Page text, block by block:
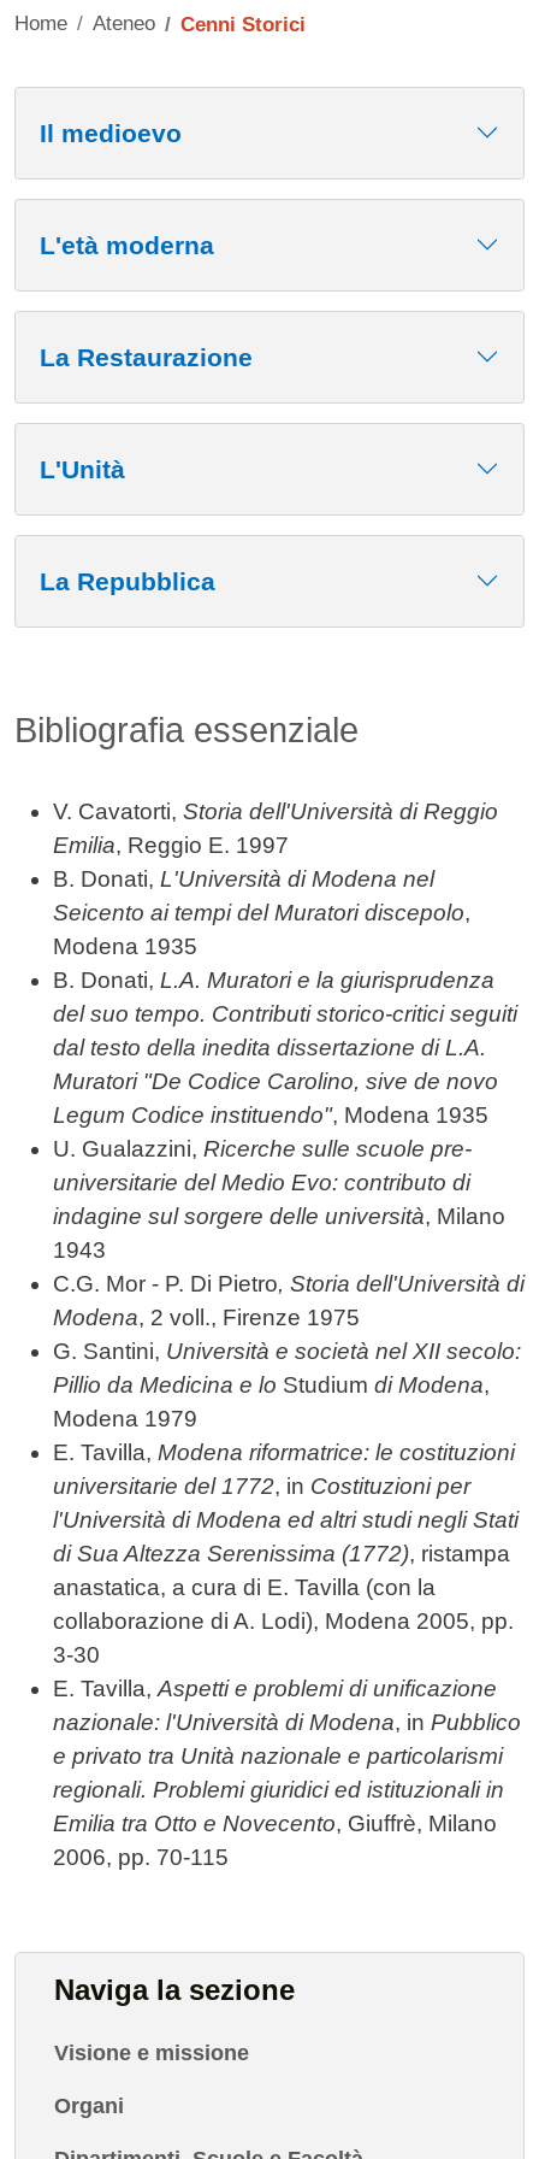
Home Ateneo Cenni Storici
Il medioevo
L'età moderna
La Restaurazione
L'Unità
La Repubblica
Bibliografia essenziale
V. Cavatorti, Storia dell'Università di Reggio
Emilia, Reggio E. 1997
B. Donati, L'Università di Modena nel
Seicento ai tempi del Muratori discepolo,
Modena 1935
B. Donati, L.A. Muratori e la giurisprudenza
del suo tempo. Contributi storico-critici seguiti
dal testo della inedita dissertazione di L.A.
Muratori "De Codice Carolino, sive de novo
Legum Codice instituendo", Modena 1935
U. Gualazzini, Ricerche sulle scuole pre-
universitarie del Medio Evo: contributo di
indagine sul sorgere delle università, Milano
1943
C.G. Mor - P. Di Pietro, Storia dell'Università di
Modena, 2 voll., Firenze 1975
G. Santini, Università e società nel XII secolo:
Pillio da Medicina e lo Studium di Modena,
Modena 1979
E. Tavilla, Modena riformatrice: le costituzioni
universitarie del 1772, in Costituzioni per
l'Università di Modena ed altri studi negli Stati
di Sua Altezza Serenissima (1772), ristampa
anastatica, a cura di E. Tavilla (con la
collaborazione di A. Lodi), Modena 2005, pp.
3-30
E. Tavilla, Aspetti e problemi di unificazione
nazionale: l'Università di Modena, in Pubblico
e privato tra Unità nazionale e particolarismi
regionali. Problemi giuridici ed istituzionali in
Emilia tra Otto e Novecento, Giuffrè, Milano
2006, pp. 70-115
Naviga la sezione
Visione e missione
Organi